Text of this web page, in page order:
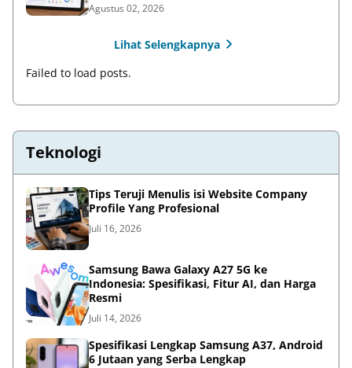
Agustus 02, 2026
Lihat Selengkapnya
Failed to load posts.
Teknologi
Tips Teruji Menulis isi Website Company
Profile Yang Profesional
Juli 16, 2026
Samsung Bawa Galaxy A27 5G ke
Indonesia: Spesifikasi, Fitur AI, dan Harga
Resmi
Juli 14, 2026
Spesifikasi Lengkap Samsung A37, Android
6 Jutaan yang Serba Lengkap